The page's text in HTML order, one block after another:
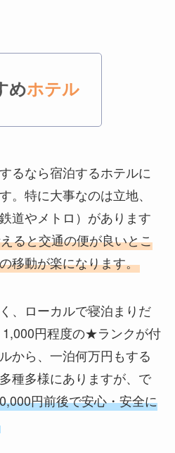
めホテル
るなら宿泊するホテルに
。特に大事なのは立地、
道やメトロ）があります
ると交通の便が良いとこ
移動が楽になります。
、ローカルで寝泊まりだ
円程度の★ランクが付
から、一泊何万円もする
種多様にありますが、で
円前後で安心・安全に